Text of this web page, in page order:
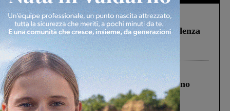
Figline Incisa Valdarno 1 Agosto 2026
Piscina di Figline finanziata oltre la scadenza
Pnrr, il gruppo di Fratelli d’Italia: “Un
ringraziamento al Governo”
Cronaca 4 Agosto 2026
Un anno fa la strage in A1 in cui morirono
Gianni, Giulia e Franco. Lo schianto, il
processo, lo stop ai sorpassi fra tir....